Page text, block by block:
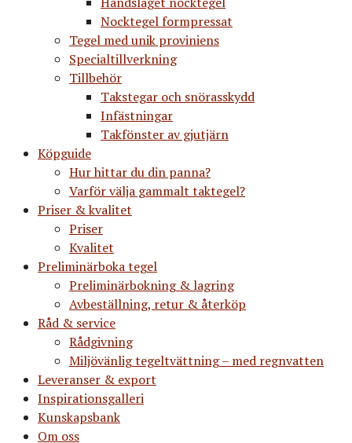
Nocktegel formpressat
Tegel med unik proviniens
Specialtillverkning
Tillbehör
Takstegar och snörasskydd
Infästningar
Takfönster av gjutjärn
Köpguide
Hur hittar du din panna?
Varför välja gammalt taktegel?
Priser & kvalitet
Priser
Kvalitet
Preliminärboka tegel
Preliminärbokning & lagring
Avbeställning, retur & återköp
Råd & service
Rådgivning
Miljövänlig tegeltvättning – med regnvatten
Leveranser & export
Inspirationsgalleri
Kunskapsbank
Om oss